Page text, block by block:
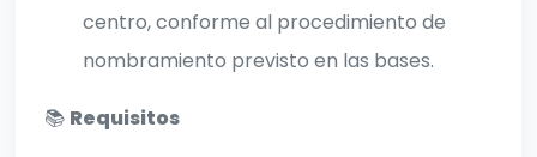
centro, conforme al procedimiento de
nombramiento previsto en las bases.
📚 Requisitos